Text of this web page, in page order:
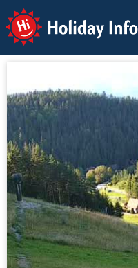
Holiday Info